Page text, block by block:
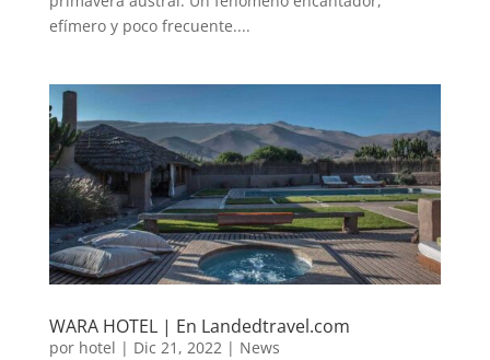
efímero y poco frecuente....
WARA HOTEL | En Landedtravel.com
por hotel | Dic 21, 2022| News